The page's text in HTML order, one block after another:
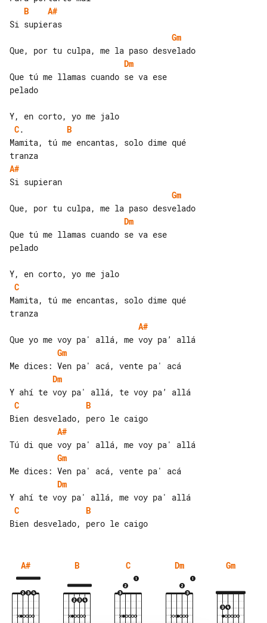
B
A#
Gm
Dm
Que tú me llamas cuando se va ese
pelado
C. B
Mamita, tú me encantas, solo dime qué
A#
Gm
Dm
Que tú me llamas cuando se va ese
pelado
C
Mamita, tú me encantas, solo dime qué
A#
Gm
Dm
C
B
A#
Gm
Dm
C
B
A# B C Dm Gm